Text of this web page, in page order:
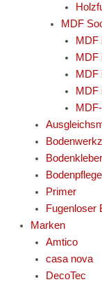
MDF
MDF
MDF
MDF
MDF
Bodenkleber
Bodenpflege
Primer
Fugenloser
Marken
Amtico
casa nova
DecoTec